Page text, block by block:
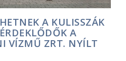
A KULISSZÁK
A
VÍZMŰ ZRT. NYÍLT